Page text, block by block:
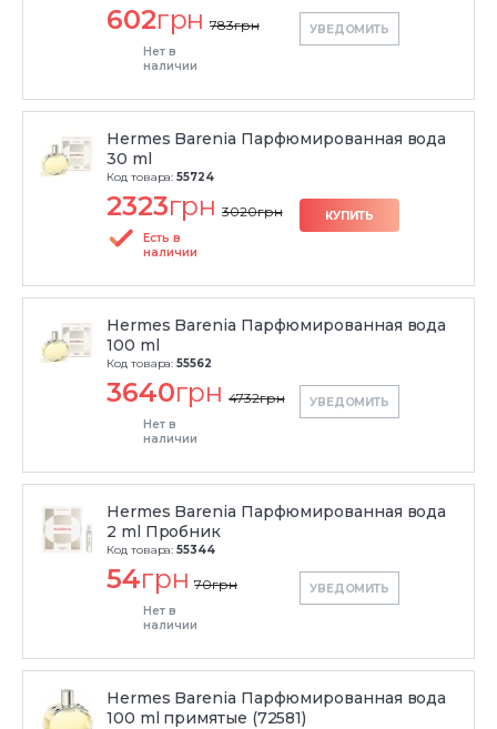
602грн 783грн
Нет в
наличии
УВЕДОМИТЬ
Hermes Barenia Парфюмированная вода
30 ml
Код товара: 55724
2323грн 3020грн
Есть в
наличии
КУПИТЬ
Hermes Barenia Парфюмированная вода
100 ml
Код товара: 55562
3640грн 4732грн
Нет в
наличии
УВЕДОМИТЬ
Hermes Barenia Парфюмированная вода
2 ml Пробник
Код товара: 55344
54грн 70грн
Нет в
наличии
УВЕДОМИТЬ
Hermes Barenia Парфюмированная вода
100 ml примятые (72581)